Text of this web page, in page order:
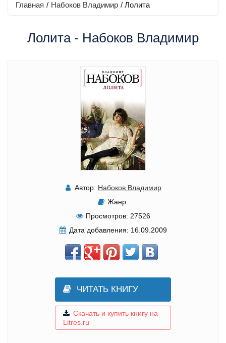
Главная / Набоков Владимир / Лолита
Лолита - Набоков Владимир
Автор: Набоков Владимир
Жанр:
Просмотров: 27526
Дата добавления: 16.09.2009
ЧИТАТЬ КНИГУ
Скачать и купить книгу на
Litres.ru